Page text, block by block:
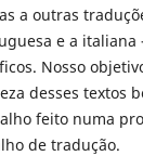
a outras
e a italiana
Nosso
desses textos
feito numa
de tradução.